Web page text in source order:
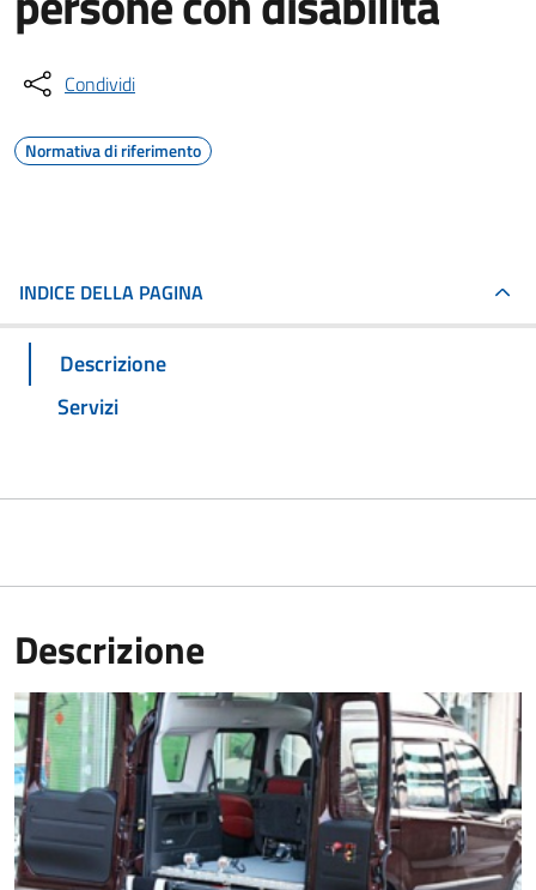
Condividi
Normativa di riferimento
INDICE DELLA PAGINA
Descrizione
Servizi
Descrizione